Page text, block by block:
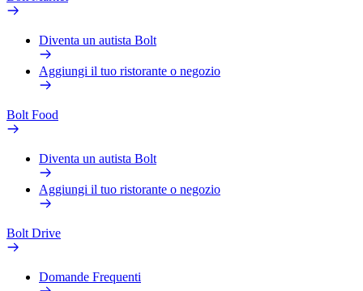
Diventa un autista Bolt
Aggiungi il tuo ristorante o negozio
Bolt Food
Diventa un autista Bolt
Aggiungi il tuo ristorante o negozio
Bolt Drive
Domande Frequenti